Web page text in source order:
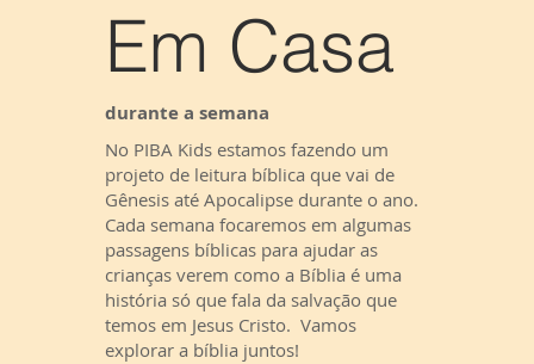
durante a semana
Em Casa
No PIBA Kids estamos fazendo um
projeto de leitura bíblica que vai de
Gênesis até Apocalipse durante o ano.
Cada semana focaremos em algumas
passagens bíblicas para ajudar as
crianças verem como a Bíblia é uma
história só que fala da salvação que
temos em Jesus Cristo. Vamos
explorar a bíblia juntos!